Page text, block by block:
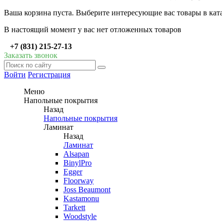
Ваша корзина пуста. Выберите интересующие вас товары в
В настоящий момент у вас нет отложенных товаров
+7 (831) 215-27-13
Заказать звонок
Войти Регистрация
Меню
Напольные покрытия
Назад
Напольные покрытия
Ламинат
Назад
Ламинат
Alsapan
BinylPro
Egger
Floorway
Joss Beaumont
Kastamonu
Tarkett
Woodstyle